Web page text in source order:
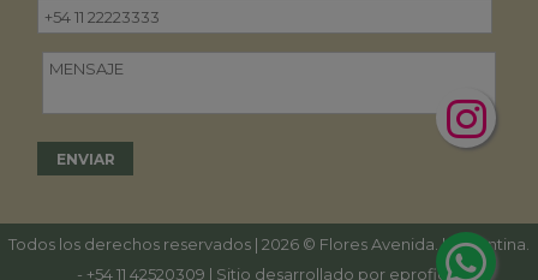
Todos los derechos reservados | 2026 © Flores Avenida. | Argentina.
- +54 11 42520309 | Sitio desarrollado por eproficio